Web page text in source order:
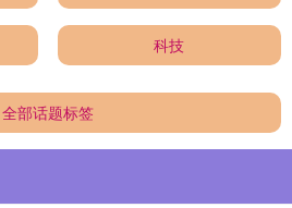
科技
全部话题标签